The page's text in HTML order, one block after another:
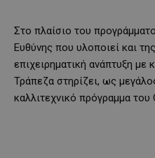
Στο πλαίσιο του
Ευθύνης που υλοποιεί και
επιχειρηματική ανάπτυξη
Τράπεζα στηρίζει, ως
καλλιτεχνικό πρόγραμμα του